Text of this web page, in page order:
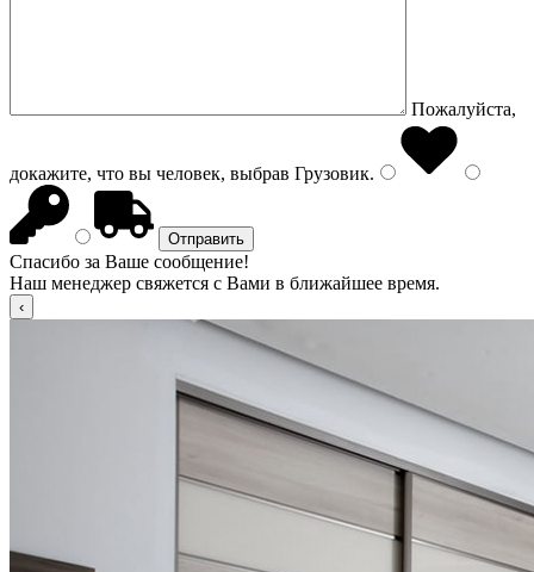
Пожалуйста,
докажите, что вы человек, выбрав Грузовик.
Спасибо за Ваше сообщение!
Наш менеджер свяжется с Вами в ближайшее время.